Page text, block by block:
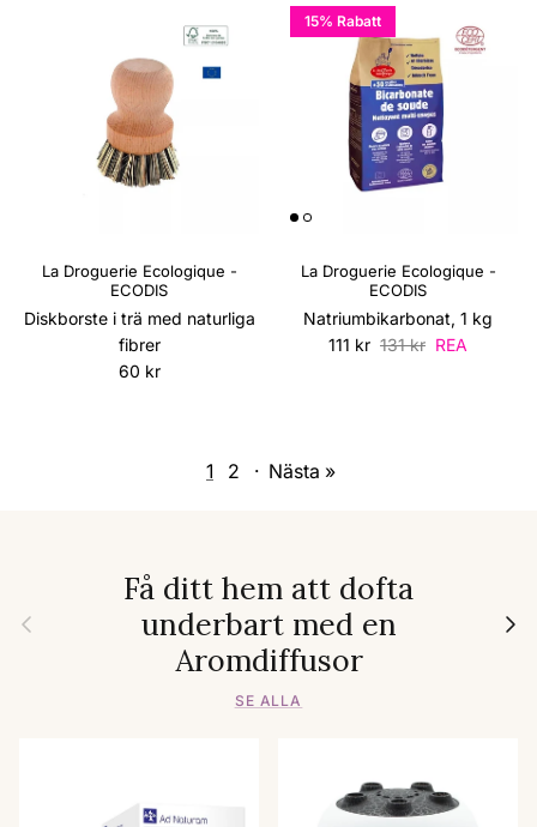
La Droguerie Ecologique -
ECODIS
Diskborste i trä med naturliga
fibrer
Ordinarie pris
60 kr
15% Rabatt
La Droguerie Ecologique -
ECODIS
Natriumbikarbonat, 1 kg
Reapris
111 kr Ordinarie pris
131 kr REA
1 2 · Nästa »
Föregående
Få ditt hem att dofta
underbart med en
Aromdiffusor
Nästa
SE ALLA